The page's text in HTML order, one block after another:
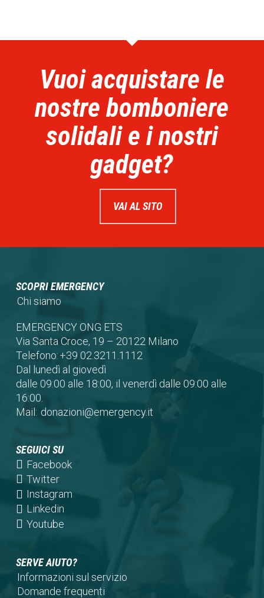
Vuoi acquistare le
nostre bomboniere
solidali e i nostri
gadget?
VAI AL SITO
SCOPRI EMERGENCY
Chi siamo
EMERGENCY ONG ETS
Via Santa Croce, 19 – 20122 Milano
Telefono:+39 02.3211.1112
Dal lunedì al giovedì
dalle 09:00 alle 18:00, il venerdì dalle 09:00 alle
16:00.
Mail: donazioni@emergency.it
SEGUICI SU
Facebook(opens
a
Twitter(opens
in
a
new
Instagram(opens
Linkedin(opens
in
tab)
Youtube(opens
new
tab)
SERVE AIUTO?
Informazioni sul servizio
Domande frequenti